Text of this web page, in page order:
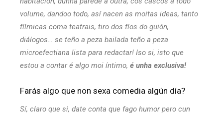
volume, dandoo todo, así nacen as moitas ideas, tanto
fílmicas coma teatrais, tiro dos fíos do guión,
diálogos… se teño a peza bailada teño a peza
microefectiana lista para redactar! Iso si, isto que
estou a contar é algo moi íntimo, é unha exclusiva!
Farás algo que non sexa comedia algún día?
Sí, claro que si, date conta que fago humor pero cun